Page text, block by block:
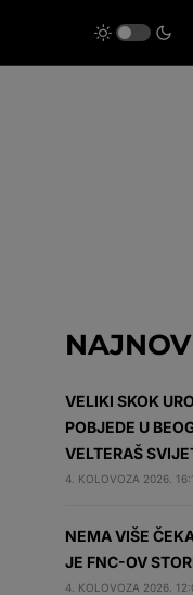
VELIKI SKOK
POBJEDE U
VELTERAŠ
4. KOLOVOZA 2026.
NEMA VIŠE
JE FNC-OV
4. KOLOVOZA 2026.